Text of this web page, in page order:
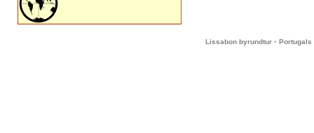
Lissabon byrundtur - Portugals